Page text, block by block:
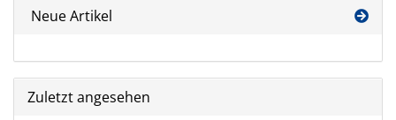
Neue Artikel
Zuletzt angesehen